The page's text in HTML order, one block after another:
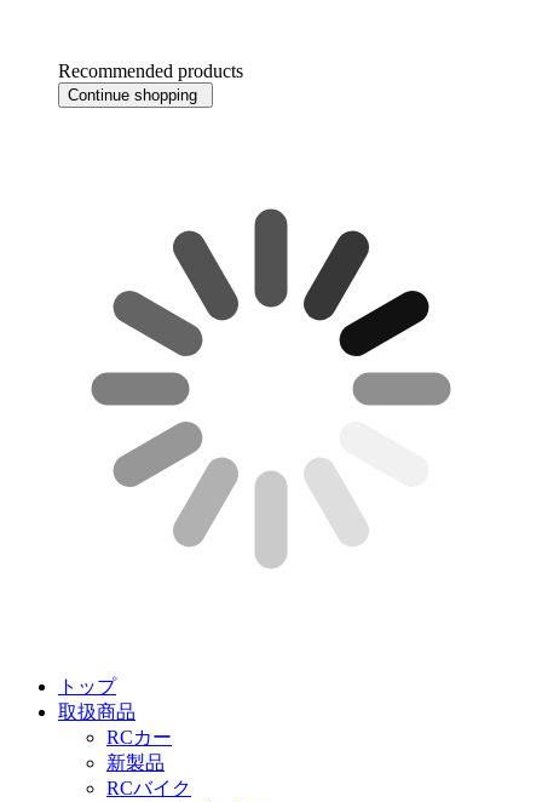
Recommended products
Continue shopping
トップ
取扱商品
RCカー
新製品
RCバイク